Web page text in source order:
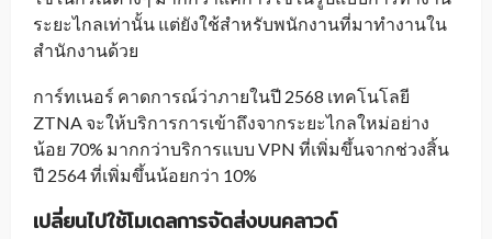
ระยะไกลเท่านั้น แต่ยังใช้สำหรับพนักงานที่มาทำงานใน
สำนักงานด้วย
การ์ทเนอร์ คาดการณ์ว่าภายในปี 2568 เทคโนโลยี
ZTNA จะให้บริการการเข้าถึงจากระยะไกลใหม่อย่าง
น้อย 70% มากกว่าบริการแบบ VPN ที่เพิ่มขึ้นจากช่วงสิ้น
ปี 2564 ที่เพิ่มขึ้นน้อยกว่า 10%
เปลี่ยนไปใช้โมเดลการจัดส่งบนคลาวด์